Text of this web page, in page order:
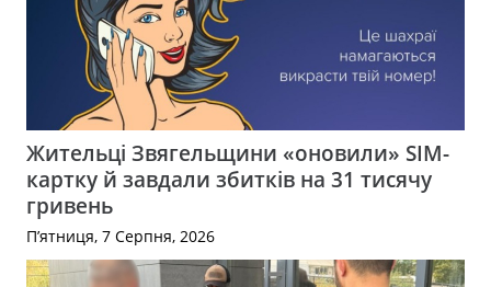
Жительці Звягельщини «оновили» SIM-
картку й завдали збитків на 31 тисячу
гривень
П’ятниця, 7 Серпня, 2026